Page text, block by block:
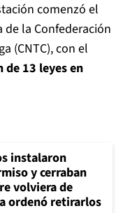
comenzó el
la Confederación
(CNTC), con el
13 leyes en
instalaron
y cerraban
volviera de
ordenó retirarlos